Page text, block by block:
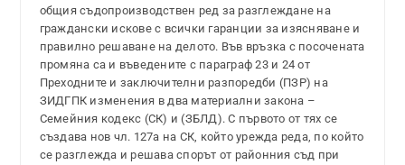
общия съдопроизводствен ред за разглеждане на
граждански искове с всички гаранции за изясняване и
правилно решаване на делото. Във връзка с посочената
промяна са и въведените с параграф 23 и 24 от
Преходните и заключителни разпоредби (ПЗР) на
ЗИДГПК изменения в два материални закона –
Семейния кодекс (СК) и (ЗБЛД). С първото от тях се
създава нов чл. 127а на СК, който урежда реда, по който
се разглежда и решава спорът от районния съд при